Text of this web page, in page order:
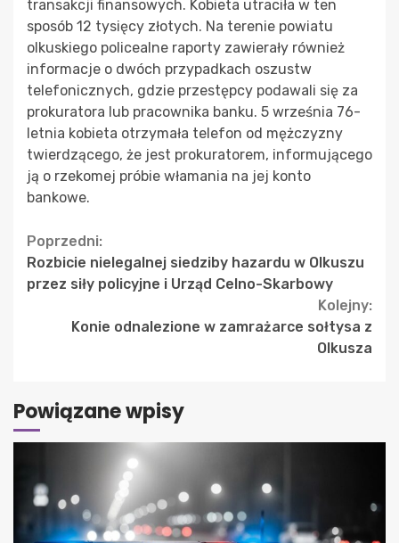
transakcji finansowych. Kobieta utraciła w ten
sposób 12 tysięcy złotych. Na terenie powiatu
olkuskiego policealne raporty zawierały również
informacje o dwóch przypadkach oszustw
telefonicznych, gdzie przestępcy podawali się za
prokuratora lub pracownika banku. 5 września 76-
letnia kobieta otrzymała telefon od mężczyzny
twierdzącego, że jest prokuratorem, informującego
ją o rzekomej próbie włamania na jej konto
bankowe.
Continue
Reading
Poprzedni:
Rozbicie nielegalnej siedziby hazardu w Olkuszu
przez siły policyjne i Urząd Celno-Skarbowy
Kolejny:
Konie odnalezione w zamrażarce sołtysa z
Olkusza
Powiązane wpisy